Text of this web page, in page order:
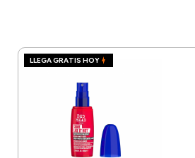
LLEGA GRATIS HOY